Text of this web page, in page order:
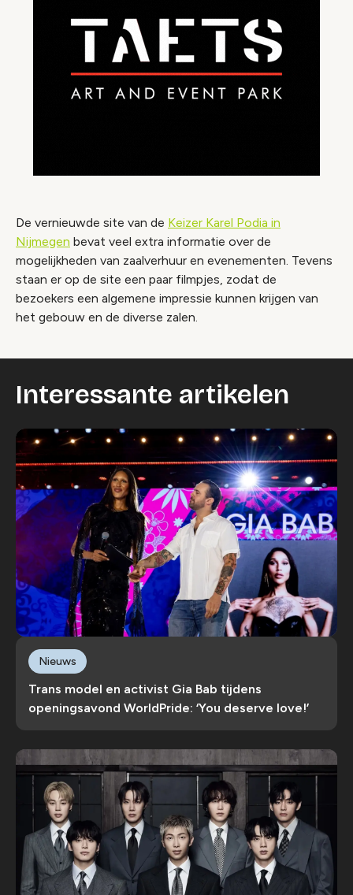
De vernieuwde site van de Keizer Karel Podia in
Nijmegen bevat veel extra informatie over de
mogelijkheden van zaalverhuur en evenementen. Tevens
staan er op de site een paar filmpjes, zodat de
bezoekers een algemene impressie kunnen krijgen van
het gebouw en de diverse zalen.
Interessante artikelen
Trans model en activist Gia Bab tijdens
openingsavond WorldPride: ‘You deserve love!’
Nieuws